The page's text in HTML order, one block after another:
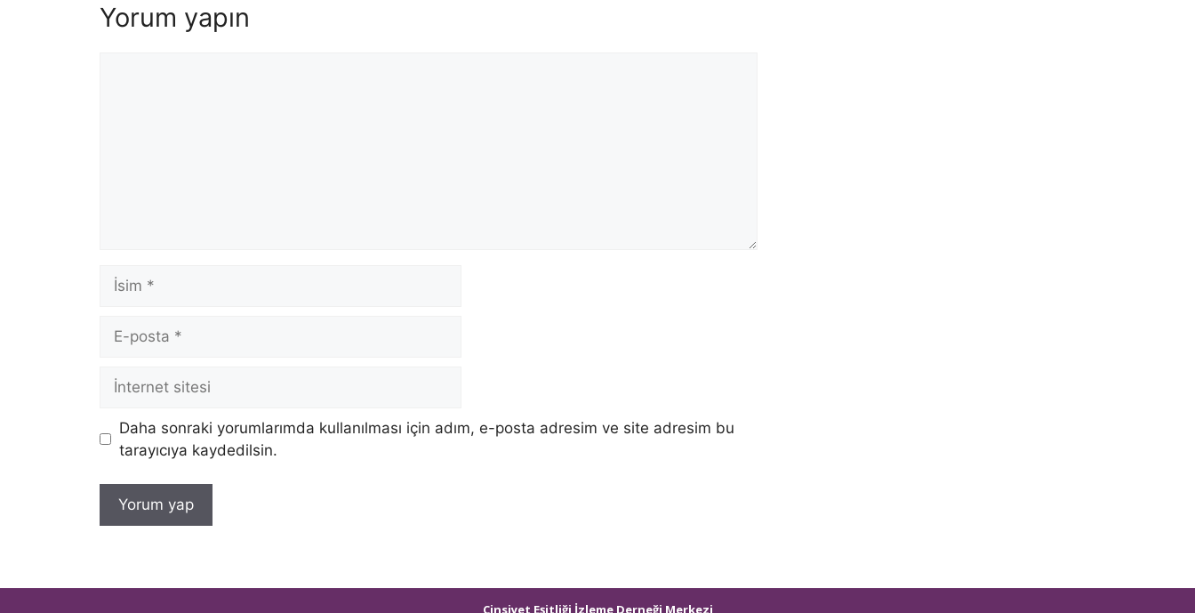
Yorum yapın
İsim
posta
İnternet
sitesi
Daha sonraki yorumlarımda kullanılması için adım, e-posta adresim ve site adresim bu
tarayıcıya kaydedilsin.
Cinsiyet Eşitliği İzleme Derneği Merkezi